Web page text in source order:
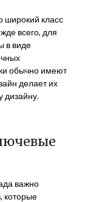
широкий класс
всего, для
в виде
обычно имеют
делает их
дизайну.
важно
которые